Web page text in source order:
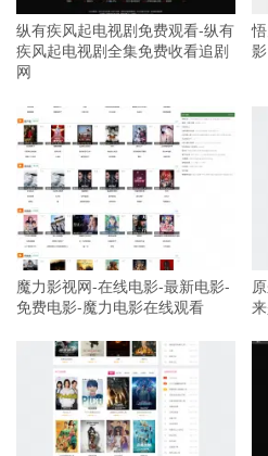
纵有疾风起电视剧免费观看-纵有
疾风起电视剧全集免费收看追剧
网
影
魔力影视网-在线电影-最新电影-
免费电影-魔力电影在线观看